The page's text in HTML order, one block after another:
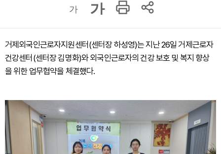
가 가
거제외국인근로자지원센터(센터장 하성영)는 지난 26일 거제근로자
건강센터(센터장 김명화)와 외국인근로자의 건강 보호 및 복지 향상
을 위한 업무협약을 체결했다.